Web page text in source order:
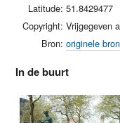
Latitude: 51.8429477
Copyright: Vrijgegeven
Bron: originele bron
In de buurt